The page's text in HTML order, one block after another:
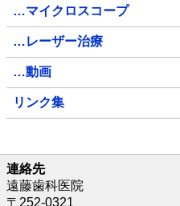
…マイクロスコープ
…レーザー治療
…動画
リンク集
連絡先
遠藤歯科医院
〒252-0321